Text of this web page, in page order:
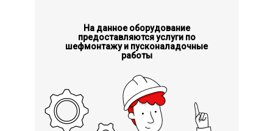
На данное оборудование
предоставляются услуги по
шефмонтажу и пусконаладочные
работы